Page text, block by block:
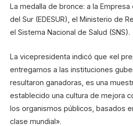
La medalla de bronce: a la
del Sur (EDESUR), el Ministerio de
el Sistema Nacional de Salud (SNS).
La vicepresidenta indicó que «el
entregamos a las instituciones
resultaron ganadoras, es una
establecido una cultura de mejora
los organismos públicos, basados
clase mundial».